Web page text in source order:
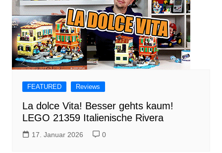
FEATURED Reviews
La dolce Vita! Besser gehts kaum!
LEGO 21359 Italienische Rivera
17. Januar 2026 0